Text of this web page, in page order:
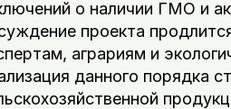
о наличии ГМО и
проекта
аграриям и
данного порядка